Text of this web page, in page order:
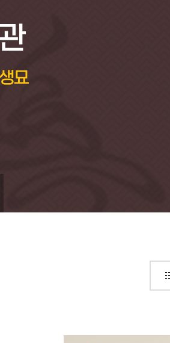
실
실
실
전시관
전시관
전시관
묘